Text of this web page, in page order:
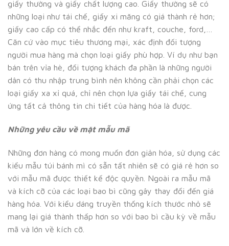
giấy thường và giấy chất lượng cao. Giấy thường sẽ có
những loại như tái chế, giấy xi măng có giá thành rẻ hơn;
giấy cao cấp có thể nhắc đến như kraft, couche, ford,…
Căn cứ vào mục tiêu thương mại, xác định đối tượng
người mua hàng mà chọn loại giấy phù hợp. Ví dụ như bạn
bán trên vỉa hè, đối tượng khách đa phần là những người
dân có thu nhập trung bình nên không cần phải chọn các
loại giấy xa xỉ quá, chỉ nên chọn lựa giấy tái chế, cung
ứng tất cả thông tin chi tiết của hàng hóa là được.
Những yêu cầu về mặt mẫu mã
Những đơn hàng có mong muốn đơn giản hóa, sử dụng các
kiểu mẫu túi bánh mì có sẵn tất nhiên sẽ có giá rẻ hơn so
với mẫu mã được thiết kế độc quyền. Ngoài ra mẫu mã
và kích cỡ của các loại bao bì cũng gây thay đổi đến giá
hàng hóa. Với kiểu dáng truyền thống kích thước nhỏ sẽ
mang lại giá thành thấp hơn so với bao bì cầu kỳ về mẫu
mã và lớn về kích cỡ.